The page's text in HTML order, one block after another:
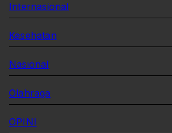
Internasional
Kesehatan
Nasional
Olahraga
OPINI